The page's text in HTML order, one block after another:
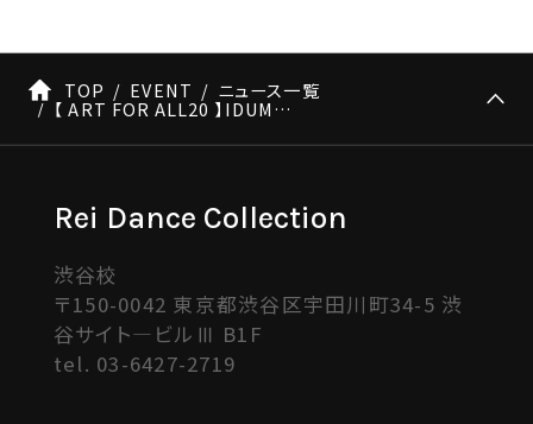
TOP EVENT ニュース一覧
【 ART FOR ALL20 】IDUMIナンバー情報
Rei Dance Collection
渋谷校
〒150-0042 東京都渋谷区宇田川町34-5 渋
谷サイト―ビルⅢ B1F
tel. 03-6427-2719